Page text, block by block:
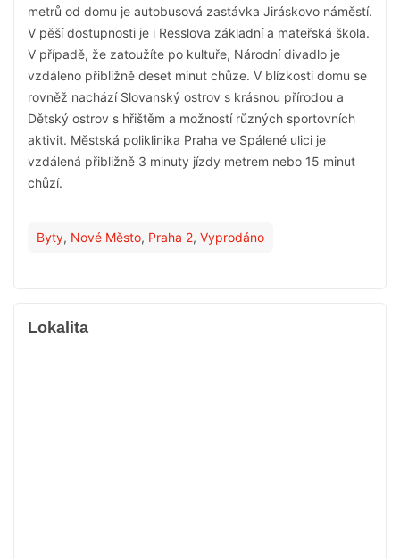
metrů od domu je autobusová zastávka Jiráskovo náměstí.
V pěší dostupnosti je i Resslova základní a mateřská škola.
V případě, že zatoužíte po kultuře, Národní divadlo je
vzdáleno přibližně deset minut chůze. V blízkosti domu se
rovněž nachází Slovanský ostrov s krásnou přírodou a
Dětský ostrov s hřištěm a možností různých sportovních
aktivit. Městská poliklinika Praha ve Spálené ulici je
vzdálená přibližně 3 minuty jízdy metrem nebo 15 minut
chůzí.
Byty, Nové Město, Praha 2, Vyprodáno
Lokalita